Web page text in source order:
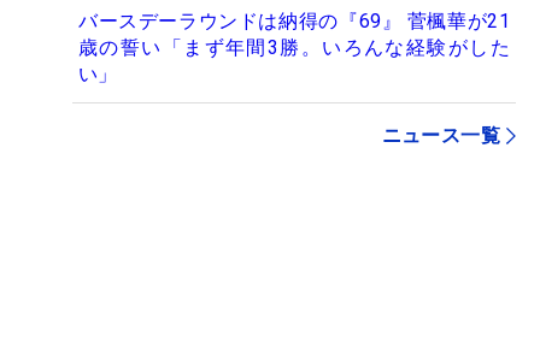
バースデーラウンドは納得の『69』 菅楓華が21
歳の誓い「まず年間3勝。いろんな経験がした
い」
ニュース一覧